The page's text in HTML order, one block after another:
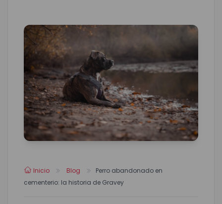
Inicio Blog
Perro abandonado en
cementerio: la historia de Gravey